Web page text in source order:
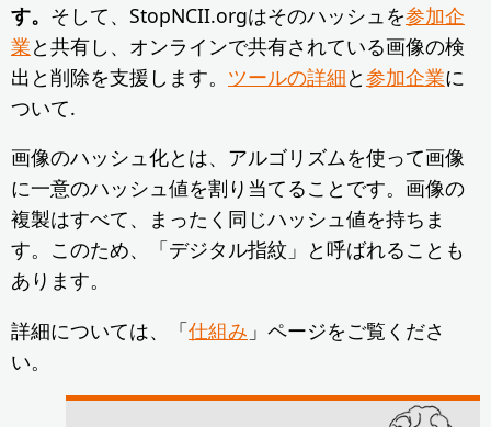
す。 そして、StopNCII.orgはそのハッシュを参加企
業と共有し、オンラインで共有されている画像の検
出と削除を支援します。 ツールの詳細と参加企業に
ついて.
画像のハッシュ化とは、アルゴリズムを使って画像
に一意のハッシュ値を割り当てることです。画像の
複製はすべて、まったく同じハッシュ値を持ちま
す。このため、「デジタル指紋」と呼ばれることも
あります。
詳細については、「仕組み 」ページをご覧くださ
い。